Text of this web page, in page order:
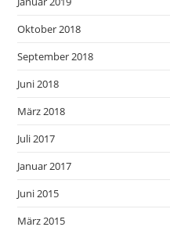
Oktober 2018
September 2018
Juni 2018
März 2018
Juli 2017
Januar 2017
Juni 2015
März 2015